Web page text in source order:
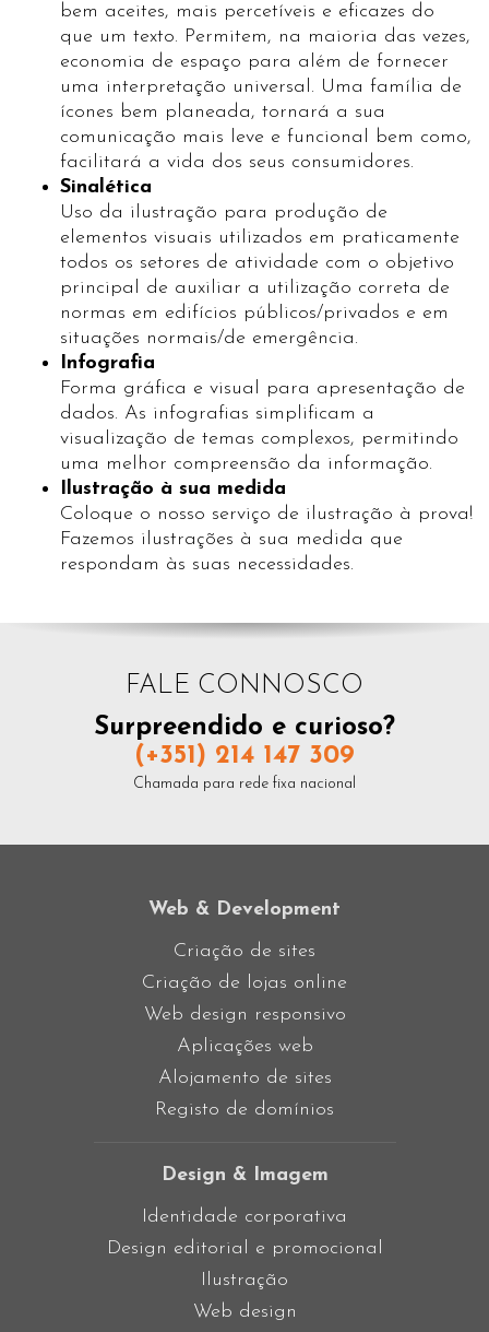
bem aceites, mais percetíveis e eficazes do
que um texto. Permitem, na maioria das vezes,
economia de espaço para além de fornecer
uma interpretação universal. Uma família de
ícones bem planeada, tornará a sua
comunicação mais leve e funcional bem como,
facilitará a vida dos seus consumidores.
Sinalética
Uso da ilustração para produção de
elementos visuais utilizados em praticamente
todos os setores de atividade com o objetivo
principal de auxiliar a utilização correta de
normas em edifícios públicos/privados e em
situações normais/de emergência.
Infografia
Forma gráfica e visual para apresentação de
dados. As infografias simplificam a
visualização de temas complexos, permitindo
uma melhor compreensão da informação.
Ilustração à sua medida
Coloque o nosso serviço de ilustração à prova!
Fazemos ilustrações à sua medida que
respondam às suas necessidades.
FALE CONNOSCO
Surpreendido e curioso?
(+351) 214 147 309
Chamada para rede fixa nacional
Web & Development
Criação de sites
Criação de lojas online
Web design responsivo
Aplicações web
Alojamento de sites
Registo de domínios
Design & Imagem
Identidade corporativa
Design editorial e promocional
Ilustração
Web design